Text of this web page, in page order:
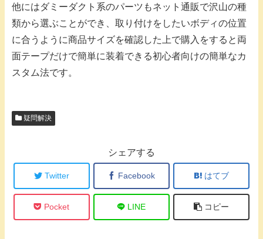
他にはダミーダクト系のパーツもネット通販で沢山の種
類から選ぶことができ、取り付けをしたいボディの位置
に合うように商品サイズを確認した上で購入をすると両
面テープだけで簡単に装着できる初心者向けの簡単なカ
スタム法です。
疑問解決
シェアする
Twitter Facebook はてブ
Pocket LINE コピー